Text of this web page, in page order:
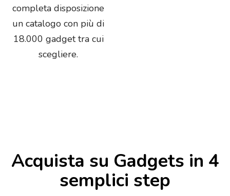
completa disposizione
un catalogo con più di
18.000 gadget tra cui
scegliere.
Acquista su Gadgets in 4
semplici step